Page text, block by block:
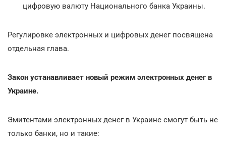
цифровую валюту Национального банка Украины.
Регулировке электронных и цифровых денег посвящена
отдельная глава.
Закон устанавливает новый режим электронных денег в
Украине.
Эмитентами электронных денег в Украине смогут быть не
только банки, но и такие: